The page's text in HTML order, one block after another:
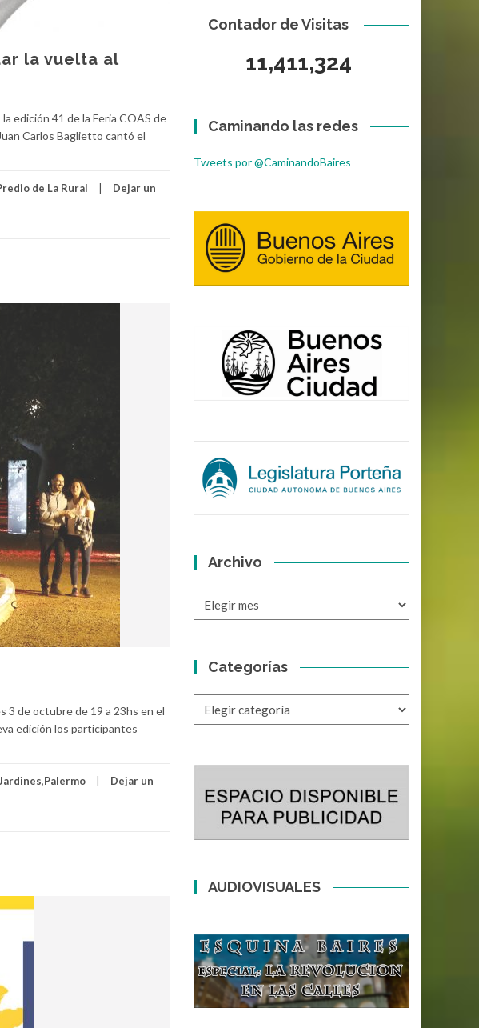
la vuelta al
edición 41 de la Feria COAS de
Carlos Baglietto cantó el
de La Rural Dejar un
3 de octubre de 19 a 23hs en el
edición los participantes
,Palermo Dejar un
Contador de Visitas
11,411,324
Caminando las redes
Tweets por @CaminandoBaires
Archivo
Archivo
Categorías
Categorías
AUDIOVISUALES